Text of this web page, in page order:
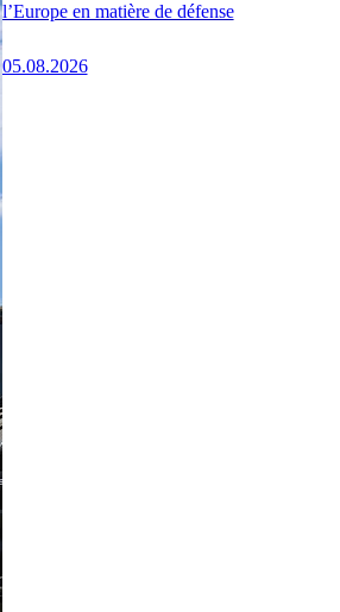
l’Europe en matière de défense
05.08.2026